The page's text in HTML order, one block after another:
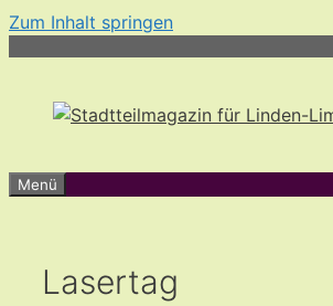
Zum Inhalt springen
Menü
Lasertag